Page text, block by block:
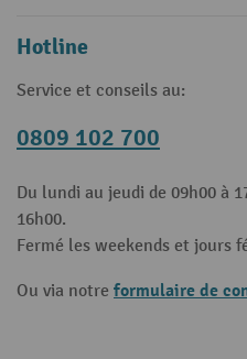
Hotline
Service et conseils au:
0809 102 700
Du lundi au jeudi de 09h00 à
16h00.
Fermé les weekends et jours
Ou via notre formulaire de